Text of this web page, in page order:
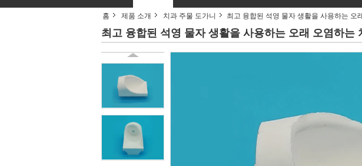
홈 제품 소개 치과 주물 도가니 최고 융합된 석영 물자 생활을 사용하는 오
최고 융합된 석영 물자 생활을 사용하는 오래 오염하는